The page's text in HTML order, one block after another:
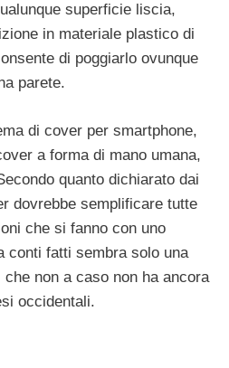
superficie liscia,
in materiale plastico di
di poggiarlo ovunque
parete.
di cover per smartphone,
a forma di mano umana,
quanto dichiarato dai
dovrebbe semplificare tutte
che si fanno con uno
conti fatti sembra solo una
non a caso non ha ancora
occidentali.